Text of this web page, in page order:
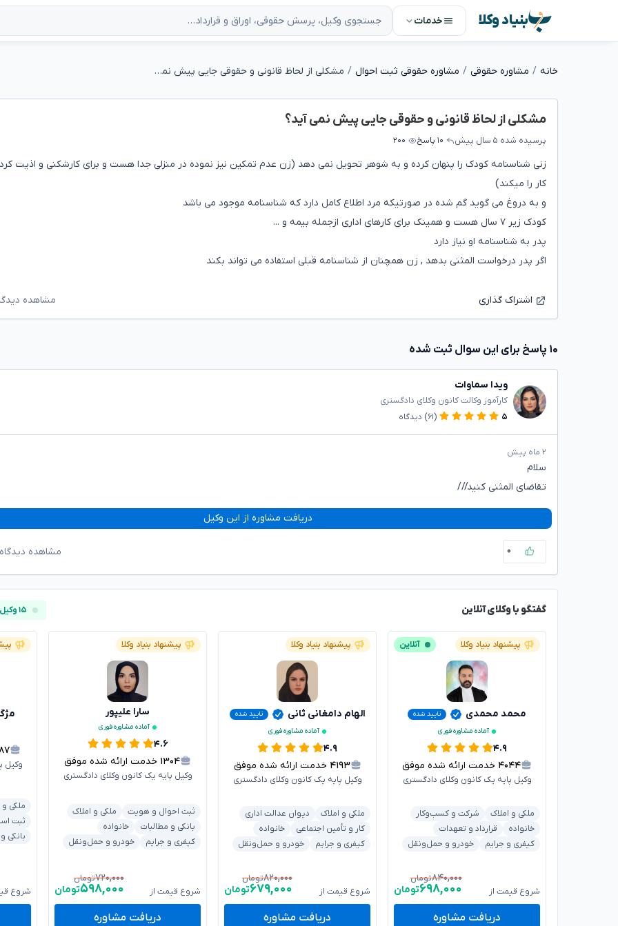
بنیاد وکلا خدمات
خانه مشاوره حقوقی مشاوره حقوقی ثبت احوال مشکلی از لحاظ قانونی و حقوقی جایی پیش نمی آید؟
مشکلی از لحاظ قانونی و حقوقی جایی پیش نمی آید؟
پرسیده شده ۵ سال پیش ۱۰ پاسخ ۲۰۰
زنی شناسنامه کودک را پنهان کرده و به شوهر تحویل نمی دهد (زن عدم تمکین نیز نموده در منزلی جدا هست و برای کارشکنی و اذیت
کار را میکند)
و به دروغ می گوید گم شده در صورتیکه مرد اطلاع کامل دارد که شناسنامه موجود می باشد
کودک زیر ۷ سال هست و همینک برای کارهای اداری ازجمله بیمه و ...
پدر به شناسنامه او نیاز دارد
اگر پدر درخواست المثنی بدهد , زن همچنان از شناسنامه قبلی استفاده می تواند بکند
اشتراک گذاری مشاهده
۱۰ پاسخ برای این سوال ثبت شده
ویدا سماوات
کارآموز وکالت کانون وکلای دادگستری
۵
(۶۱) دیدگاه
۲ ماه پیش
سلام
تقاضای المثنی کنید///
دریافت مشاوره از این وکیل
۰ مشاهده
گفتگو با وکلای آنلاین ۱۵ وکیل آنلاین
پیشنهاد بنیاد وکلا آنلاین
محمد محمدی
تایید شده
آماده مشاوره فوری
۴.۹
۴۰۴۴ خدمت ارائه شده موفق
وکیل پایه یک کانون وکلای دادگستری
ملکی و املاک
شرکت و کسب‌وکار
خانواده
قرارداد و تعهدات
کیفری و جرایم
خودرو و حمل‌ونقل
شروع قیمت از
۸۴۰,۰۰۰تومان
۶۹۸,۰۰۰تومان
دریافت مشاوره
پیشنهاد بنیاد وکلا
الهام دامغانی ثانی
تایید شده
آماده مشاوره فوری
۴.۹
۴۱۹۳ خدمت ارائه شده موفق
وکیل پایه یک کانون وکلای دادگستری
ملکی و املاک
دیوان عدالت اداری
کار و تأمین اجتماعی
خانواده
کیفری و جرایم
خودرو و حمل‌ونقل
شروع قیمت از
۸۲۰,۰۰۰تومان
۶۷۹,۰۰۰تومان
دریافت مشاوره
پیشنهاد بنیاد وکلا
سارا علیپور
آماده مشاوره فوری
۴.۶
۱۳۰۴ خدمت ارائه شده موفق
وکیل پایه یک کانون وکلای دادگستری
ثبت احوال و هویت
ملکی و املاک
بانکی و مطالبات
خانواده
کیفری و جرایم
خودرو و حمل‌ونقل
شروع قیمت از
۷۲۰,۰۰۰تومان
۵۹۸,۰۰۰تومان
دریافت مشاوره
وکیل
ملکی و
ثبت
بانکی
شروع